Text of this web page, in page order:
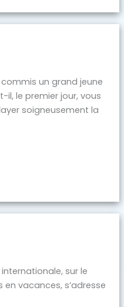
un grand jeune
il, le premier jour, vous
soigneusement la
internationale, sur le
vacances, s’adresse